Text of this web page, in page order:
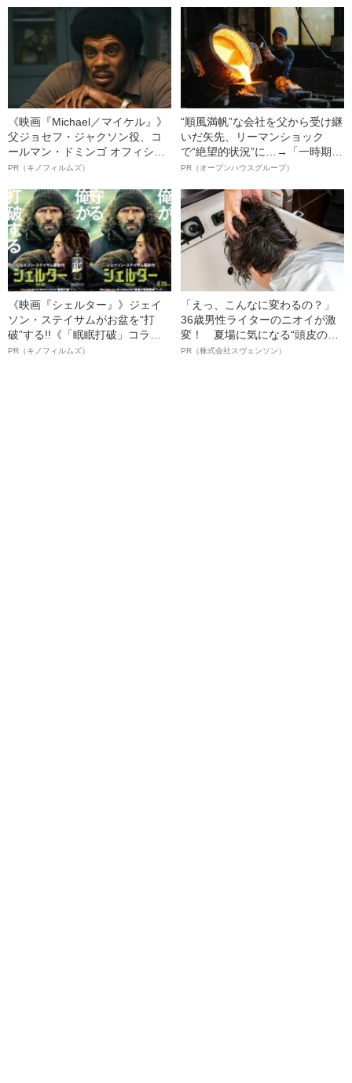
《映画『Michael／マイケル』》
父ジョセフ・ジャクソン役、コ
ールマン・ドミンゴ オフィシャ
ルインタビュー“観客を魅了した
語る”《日本興収70億円突破》
PR（キノフィルムズ）
“順風満帆”な会社を父から受け継
いだ矢先、リーマンショック
で“絶望的状況”に…→「一時期は
納品3年待ち」のヒット商品を生
明かす、“逆転の戦術”
PR（オープンハウスグループ）
《映画『シェルター』》ジェイ
ソン・ステイサムがお盆を“打
破”する!!《「眠眠打破」コラ
ボ》
PR（キノフィルムズ）
「えっ、こんなに変わるの？」
36歳男性ライターのニオイが激
変！ 夏場に気になる“頭皮のニ
オイ”や“ベタつき”を解消す
PR（株式会社スヴェンソン）